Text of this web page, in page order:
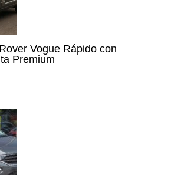
Vogue Rápido con
Premium